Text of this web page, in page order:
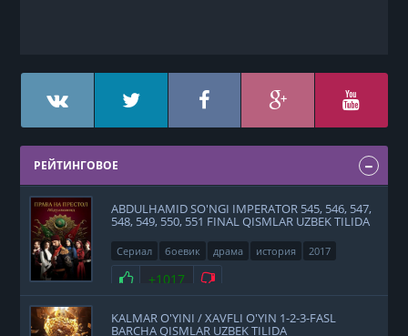
РЕЙТИНГОВОЕ
ABDULHAMID SO'NGI IMPERATOR 545, 546, 547,
548, 549, 550, 551 FINAL QISMLAR UZBEK TILIDA
Сериал боевик драма история 2017
Нравится
+1017 Не нравится
KALMAR O'YINI / XAVFLI O'YIN 1-2-3-FASL
BARCHA QISMLAR UZBEK TILIDA